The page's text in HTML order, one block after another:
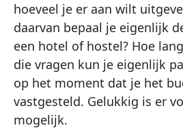
hoeveel je er aan wilt
daarvan bepaal je eigenlijk
een hotel of hostel? Hoe
die vragen kun je eigenlijk
op het moment dat je het
vastgesteld. Gelukkig is er
mogelijk.